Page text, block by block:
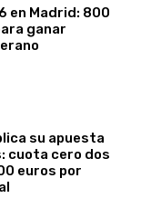
en Madrid: 800
ganar
su apuesta
cuota cero dos
euros por